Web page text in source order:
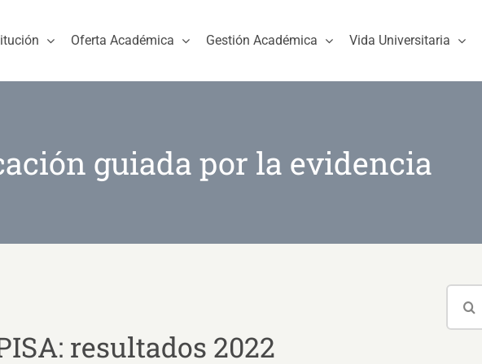
Oferta Académica Gestión Académica Vida Universitaria
guiada por la evidencia
resultados 2022